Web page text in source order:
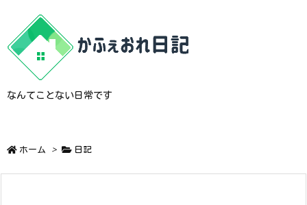
なんてことない日常です
ホーム > 日記